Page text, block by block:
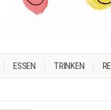
ESSEN TRINKEN